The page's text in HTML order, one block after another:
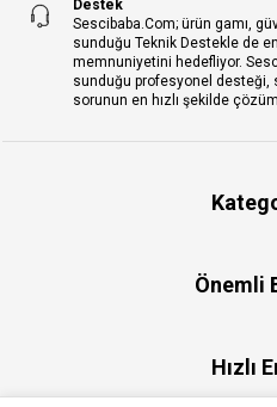
Destek
Sescibaba.Com; ürün gamı,
sunduğu Teknik Destekle de
memnuniyetini hedefliyor.
sunduğu profesyonel desteği,
sorunun en hızlı şekilde
Önemli
Hızlı